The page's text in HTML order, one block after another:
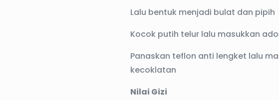
Lalu bentuk menjadi bulat dan pipih
Kocok putih telur lalu masukkan
Panaskan teflon anti lengket lalu
kecoklatan
Nilai Gizi